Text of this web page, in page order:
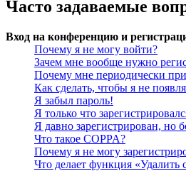
Часто задаваемые
Вход на конференцию и
Почему я не могу войти?
Зачем мне вообще нужно
Почему мне периодически
Как сделать, чтобы я не
Я забыл пароль!
Я только что
Я давно зарегистрирован, но
Что такое COPPA?
Почему я не могу
Что делает функция «Удалить